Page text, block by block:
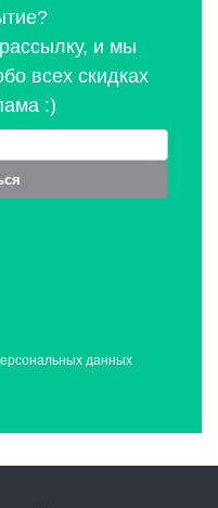
и мы
всех скидках
:)
данных